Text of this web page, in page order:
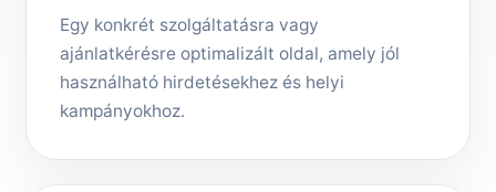
Egy konkrét szolgáltatásra vagy
ajánlatkérésre optimalizált oldal, amely jól
használható hirdetésekhez és helyi
kampányokhoz.